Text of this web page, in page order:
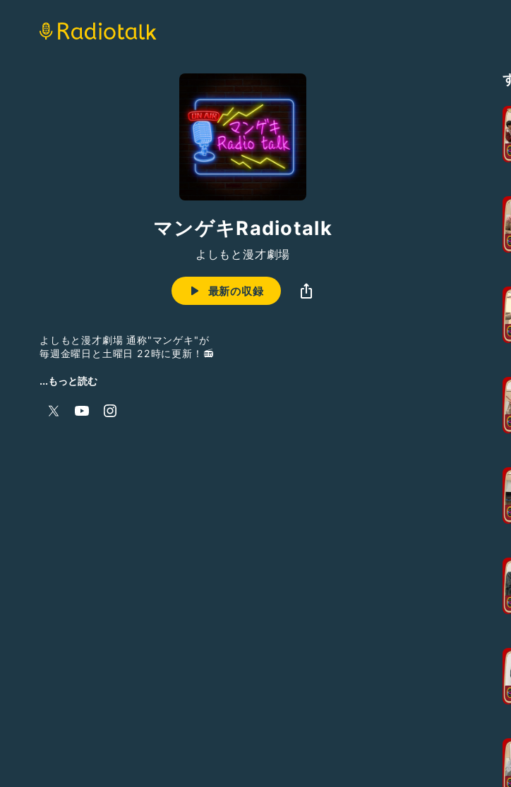
マンゲキRadiotalk
よしもと漫才劇場
最新の収録
よしもと漫才劇場 通称"マンゲキ"が
毎週金曜日と土曜日 22時に更新！📻
kento fukayaとカベポスター永見
ゲストをお迎えてゆるくトークしていきます🌟
...もっと読む